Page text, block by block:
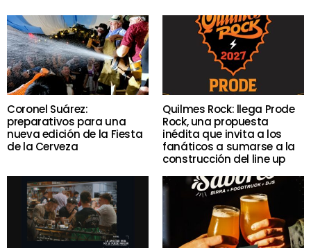
Coronel Suárez:
preparativos para una
nueva edición de la Fiesta
de la Cerveza
Quilmes Rock: llega Prode
Rock, una propuesta
inédita que invita a los
fanáticos a sumarse a la
construcción del line up